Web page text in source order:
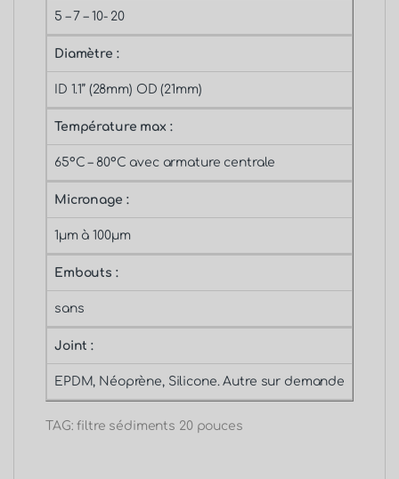
5 – 7 – 10- 20
Diamètre :
ID 1.1’’ (28mm) OD (21mm)
Température max :
65°C – 80°C avec armature centrale
Micronage :
1µm à 100µm
Embouts :
sans
Joint :
EPDM, Néoprène, Silicone. Autre sur demande
TAG: filtre sédiments 20 pouces